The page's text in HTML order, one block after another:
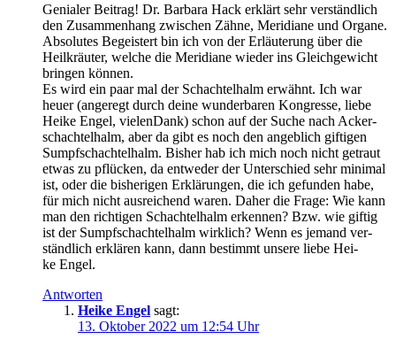
Genia­ler Bei­trag! Dr. Bar­ba­ra Hack erklärt sehr ver­ständ­lich
den Zusam­men­hang zwi­schen Zäh­ne, Meri­dia­ne und Orga­ne.
Abso­lu­tes Begeis­tert bin ich von der Erläu­te­rung über die
Heil­kräu­ter, wel­che die Meri­dia­ne wie­der ins Gleich­ge­wicht
brin­gen können.
Es wird ein paar mal der Schach­tel­halm erwähnt. Ich war
heu­er (ange­regt durch dei­ne wun­der­ba­ren Kon­gres­se, lie­be
Hei­ke Engel, vie­len­Dank) schon auf der Suche nach Acker­
schach­tel­halm, aber da gibt es noch den angeb­lich gif­ti­gen
Sumpf­schach­tel­halm. Bis­her hab ich mich noch nicht getraut
etwas zu pflü­cken, da ent­we­der der Unter­schied sehr mini­mal
ist, oder die bis­he­ri­gen Erklä­run­gen, die ich gefun­den habe,
für mich nicht aus­rei­chend waren. Daher die Fra­ge: Wie kann
man den rich­ti­gen Schach­tel­halm erken­nen? Bzw. wie gif­tig
ist der Sumpf­schach­tel­halm wirk­lich? Wenn es jemand ver­
ständ­lich erklä­ren kann, dann bestimmt unse­re lie­be Hei­
ke Engel.
Antworten
Heike Engel sagt:
13. Oktober 2022 um 12:54 Uhr